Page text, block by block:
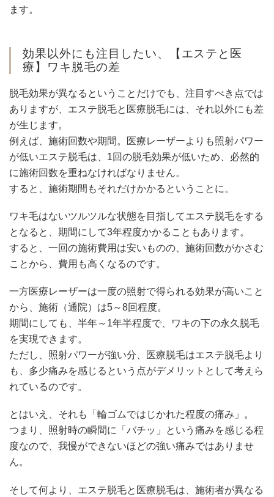
ます。
効果以外にも注目したい、【エステと医
療】ワキ脱毛の差
脱毛効果が異なるということだけでも、注目すべき点では
ありますが、エステ脱毛と医療脱毛には、それ以外にも差
が生じます。
例えば、施術回数や期間。医療レーザーよりも照射パワー
が低いエステ脱毛は、1回の脱毛効果が低いため、必然的
に施術回数を重ねなければなりません。
すると、施術期間もそれだけかかるということに。
ワキ毛はないツルツルな状態を目指してエステ脱毛をする
となると、期間にして3年程度かかることもあります。
すると、一回の施術費用は安いものの、施術回数がかさむ
ことから、費用も高くなるのです。
一方医療レーザーは一度の照射で得られる効果が高いこと
から、施術（通院）は5～8回程度。
期間にしても、半年～1年半程度で、ワキの下の永久脱毛
を実現できます。
ただし、照射パワーが強い分、医療脱毛はエステ脱毛より
も、多少痛みを感じるという点がデメリットとして考えら
れているのです。
とはいえ、それも「輪ゴムではじかれた程度の痛み」。
つまり、照射時の瞬間に「バチッ」という痛みを感じる程
度なので、我慢ができないほどの強い痛みではありませ
ん。
そして何より、エステ脱毛と医療脱毛は、施術者が異なる